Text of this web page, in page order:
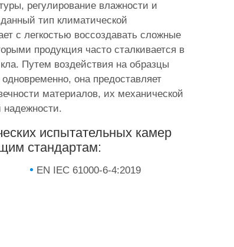
регулирование влажности и
тип климатической
с легкостью воссоздавать сложные
продукция часто сталкивается в
Путем воздействия на образцы
она предоставляет
материалов, их механической
надежности.
испытательных камер
стандартам:
EN IEC 61000-6-4:2019